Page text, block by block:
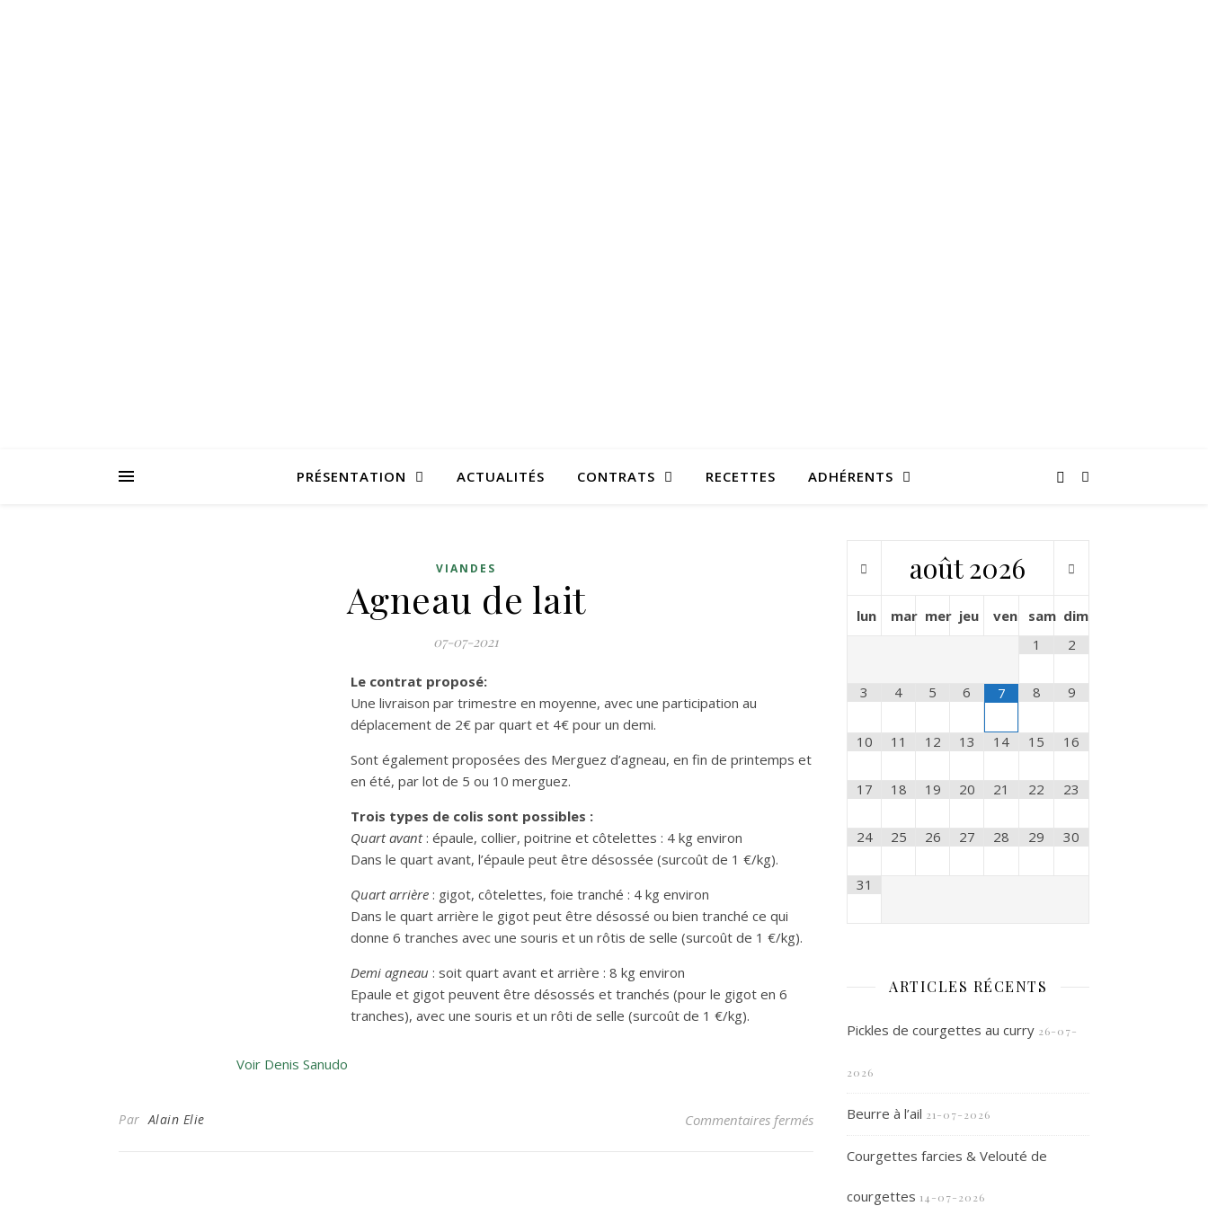
PRÉSENTATION ACTUALITÉS CONTRATS RECETTES ADHÉRENTS
VIANDES
Agneau de lait
07-07-2021
Le contrat proposé:
Une livraison par trimestre en moyenne, avec une participation au
déplacement de 2€ par quart et 4€ pour un demi.
Sont également proposées des Merguez d’agneau, en fin de printemps et
en été, par lot de 5 ou 10 merguez.
Trois types de colis sont possibles :
Quart avant: épaule, collier, poitrine et côtelettes : 4 kg environ
Dans le quart avant, l’épaule peut être désossée (surcoût de 1 €/kg).
Quart arrière: gigot, côtelettes, foie tranché : 4 kg environ
Dans le quart arrière le gigot peut être désossé ou bien tranché ce qui
donne 6 tranches avec une souris et un rôtis de selle (surcoût de 1 €/kg).
Demi agneau : soit quart avant et arrière : 8 kg environ
Epaule et gigot peuvent être désossés et tranchés (pour le gigot en 6
tranches), avec une souris et un rôti de selle (surcoût de 1 €/kg).
Voir Denis Sanudo
ParAlain Elie Commentaires ferméssur Agneau de lait
août 2026
lun mar mer jeu ven sam dim
1
2
3 4 5 6 7 8 9
10 11 12 13 14 15 16
17 18 19 20 21 22 23
24 25 26 27 28 29 30
31
ARTICLES RÉCENTS
Pickles de courgettes au curry 26-07-
2026
Beurre à l’ail 21-07-2026
Courgettes farcies & Velouté de
courgettes 14-07-2026